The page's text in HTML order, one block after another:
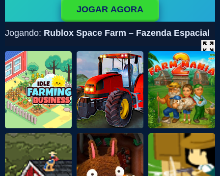
JOGAR AGORA
Jogando: Rublox Space Farm – Fazenda Espacial